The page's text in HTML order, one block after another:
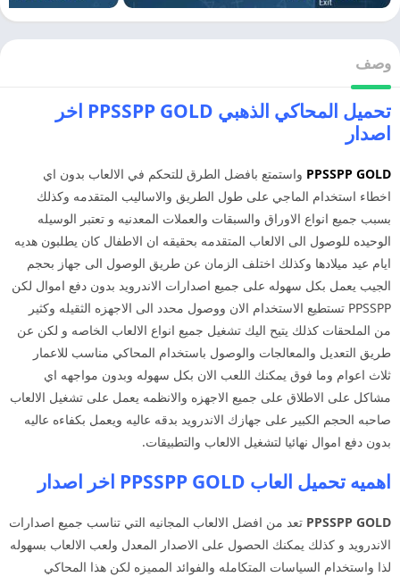
وصف
تحميل المحاكي الذهبي PPSSPP GOLD اخر
اصدار
PPSSPP GOLD واستمتع بافضل الطرق للتحكم في الالعاب بدون اي
اخطاء استخدام الماجي على طول الطريق والاساليب المتقدمه وكذلك
بسبب جميع انواع الاوراق والسبقات والعملات المعدنيه و تعتبر الوسيله
الوحيده للوصول الى الالعاب المتقدمه بحقيقه ان الاطفال كان يطلبون هديه
ايام عيد ميلادها وكذلك اختلف الزمان عن طريق الوصول الى جهاز بحجم
الجيب يعمل بكل سهوله على جميع اصدارات الاندرويد بدون دفع اموال لكن
PPSSPP تستطيع الاستخدام الان ووصول محدد الى الاجهزه الثقيله وكثير
من الملحقات كذلك يتيح اليك تشغيل جميع انواع الالعاب الخاصه و لكن عن
طريق التعديل والمعالجات والوصول باستخدام المحاكي مناسب للاعمار
ثلاث اعوام وما فوق يمكنك اللعب الان بكل سهوله وبدون مواجهه اي
مشاكل على الاطلاق على جميع الاجهزه والانظمه يعمل على تشغيل الالعاب
صاحبه الحجم الكبير على جهازك الاندرويد بدقه عاليه ويعمل بكفاءه عاليه
بدون دفع اموال نهائيا لتشغيل الالعاب والتطبيقات.
اهميه تحميل العاب PPSSPP GOLD اخر اصدار
PPSSPP GOLD تعد من افضل الالعاب المجانيه التي تناسب جميع اصدارات
الاندرويد و كذلك يمكنك الحصول على الاصدار المعدل ولعب الالعاب بسهوله
لذا واستخدام السياسات المتكامله والفوائد المميزه لكن هذا المحاكي